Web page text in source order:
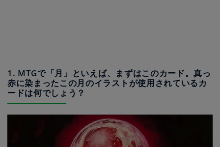
1. MTGで「月」といえば、まずはこのカード。真っ
赤に染まったこの月のイラストが使用されているカ
ードは何でしょう？